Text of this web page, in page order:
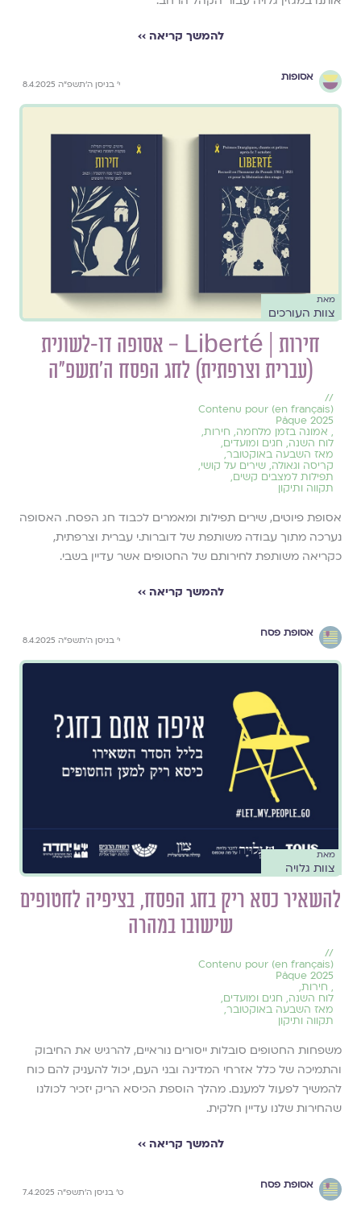
להמשך קריאה ››
אסופות
י׳ בניסן ה׳תשפ״ה 8.4.2025
מאת
צוות העורכים
חירות | Liberté – אסופה דו-לשונית
(עברית וצרפתית) לחג הפסח ה'תשפ"ה
//
(en français) Contenu pour
Pâque 2025
, אמונה בזמן מלחמה, חירות,
לוח השנה, חגים ומועדים,
מאז השבעה באוקטובר,
קריסה וגאולה, שירים על קושי,
תפילות למצבים קשים,
תקווה ותיקון
אסופת פיוטים, שירים תפילות ומאמרים לכבוד חג הפסח. האסופה
נערכה מתוך עבודה משותפת של דוברות.י עברית וצרפתית,
כקריאה משותפת לחירותם של החטופים אשר עדיין בשבי.
להמשך קריאה ››
אסופת פסח
י׳ בניסן ה׳תשפ״ה 8.4.2025
מאת
צוות גלויה
להשאיר כסא ריק בחג הפסח, בציפיה לחטופים
שישובו במהרה
//
(en français) Contenu pour
Pâque 2025
, חירות,
לוח השנה, חגים ומועדים,
מאז השבעה באוקטובר,
תקווה ותיקון
משפחות החטופים סובלות ייסורים נוראיים, להרגיש את החיבוק
והתמיכה של כלל אזרחי המדינה ובני העם, יכול להעניק להם כוח
להמשיך לפעול למענם. מהלך הוספת הכיסא הריק יזכיר לכולנו
שהחירות שלנו עדיין חלקית.
להמשך קריאה ››
אסופת פסח
ט׳ בניסן ה׳תשפ״ה 7.4.2025